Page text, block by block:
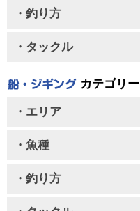
・釣り方
・タックル
カテゴリー
・エリア
・魚種
・釣り方